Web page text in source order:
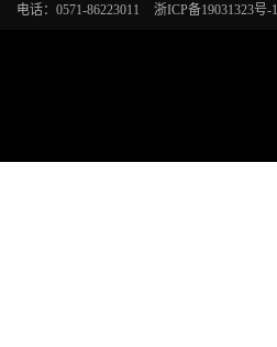
电话：0571-86223011
浙ICP备19031323号-1